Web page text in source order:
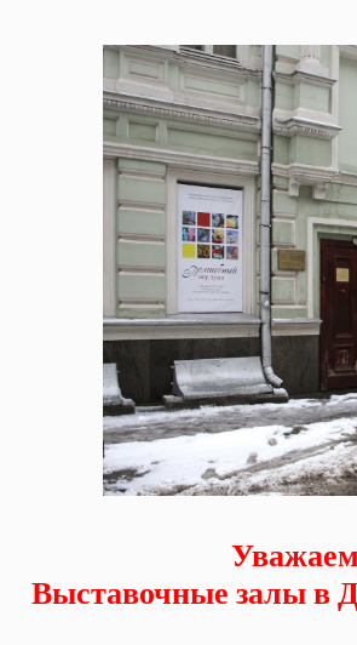
Выставочные залы в